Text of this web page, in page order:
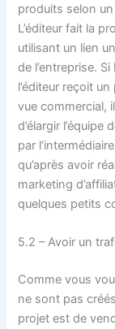
produits selon
L’éditeur fait la
utilisant un lien
de l’entreprise.
l’éditeur reçoit
vue commercial,
d’élargir
par
qu’après avoir
marketing
quelques petits
5.2 – Avoir un
Comme vous
ne sont pas
projet est de